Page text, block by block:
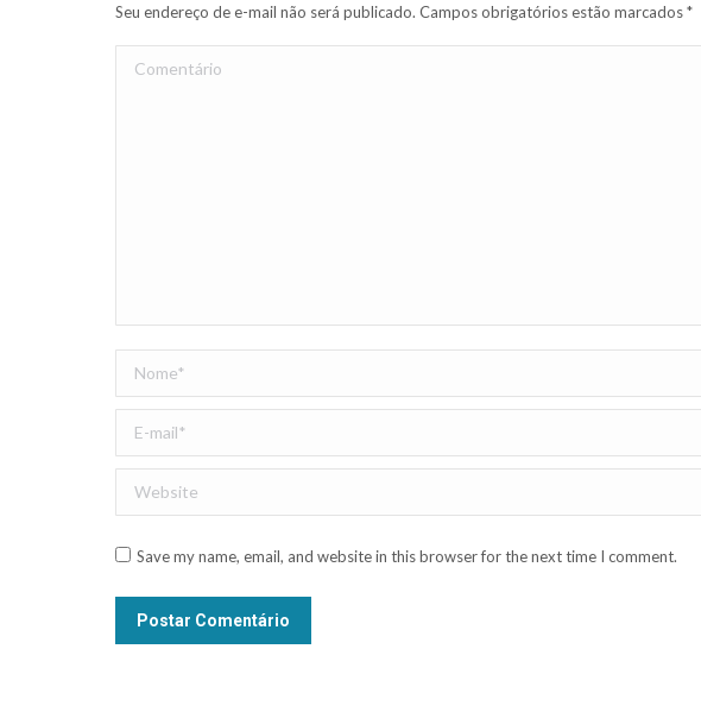
Seu endereço de e-mail não será publicado. Campos obrigatórios estão marcados*
Comentário
Nome *
E-mail *
Website
Save my name, email, and website in this browser for the next time I comment.
Postar Comentário